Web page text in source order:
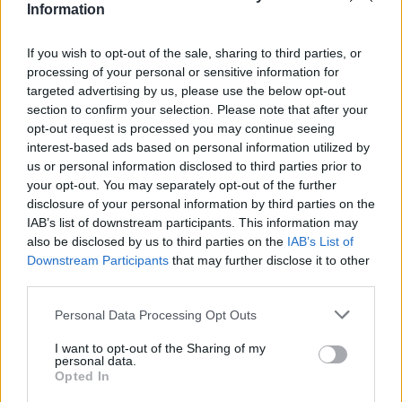
Information
If you wish to opt-out of the sale, sharing to third parties, or
processing of your personal or sensitive information for
targeted advertising by us, please use the below opt-out
section to confirm your selection. Please note that after your
opt-out request is processed you may continue seeing
interest-based ads based on personal information utilized by
us or personal information disclosed to third parties prior to
your opt-out. You may separately opt-out of the further
disclosure of your personal information by third parties on the
IAB’s list of downstream participants. This information may
also be disclosed by us to third parties on the IAB’s List of
Downstream Participants that may further disclose it to other
Personal Data Processing Opt Outs
I want to opt-out of the Sharing of my
personal data.
Opted In
imprevisto. Não o vão magoar intencionalmente,
nas ruas inclui estatisticamente um bom número
de condutores realmente distraídos.
– Não se anime demasiado
Chegou ao asfalto e seguiu todos os nossos
conselhos sem incidentes, mas agora chega um
momento realmente importante. Não pense que
é um veterano, é aí que pode começar o
momento mais perigoso para si, porque,
inconscientemente, começa a pensar que tudo
isto “também não foi assim tão complicado”. É
para ver e aprender.
Em relação às temidas quedas, não
concordamos com o ditado popular que diz
“aprende-se a andar de moto caindo”. É certo